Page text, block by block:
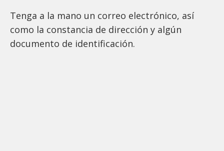
Tenga a la mano un correo electrónico, así
como la constancia de dirección y algún
documento de identificación.